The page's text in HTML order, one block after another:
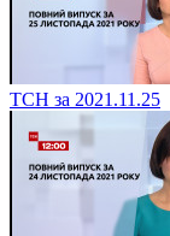
ТСН за 2021.11.25